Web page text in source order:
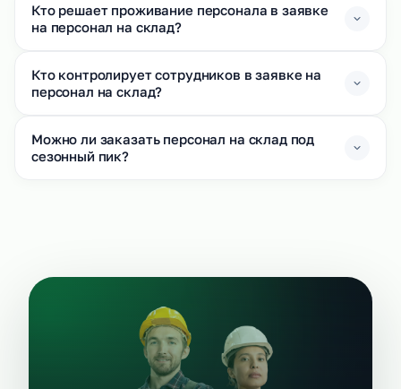
Кто решает проживание персонала в заявке
на персонал на склад?
Кто контролирует сотрудников в заявке на
персонал на склад?
Можно ли заказать персонал на склад под
сезонный пик?